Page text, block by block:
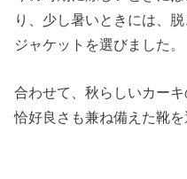
り、少し暑いときには、
ジャケットを選びました。
合わせて、秋らしいカー
恰好良さも兼ね備えた靴を